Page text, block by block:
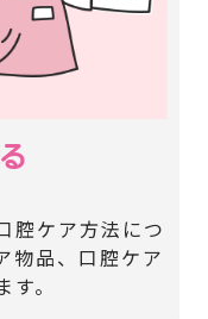
腔ケア方法につ
物品、口腔ケア
。